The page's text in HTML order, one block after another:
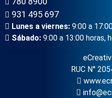
931 495 697
Lunes a viernes: 9:00 a
Sábado: 9:00 a 13:00 horas,
RUC N°